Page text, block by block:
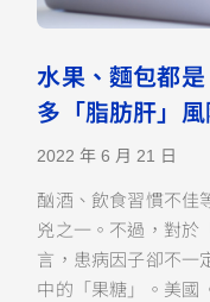
水果、麵包都
多「脂肪肝」
2022 年 6 月 21 日
酗酒、飲食習慣不佳
兇之一。不過，對於
言，患病因子卻不一
中的「果糖」。美國